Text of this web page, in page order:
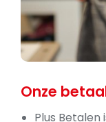
Onze
Plus